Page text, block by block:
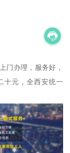
门办理，服务好，
十元，全西安统一